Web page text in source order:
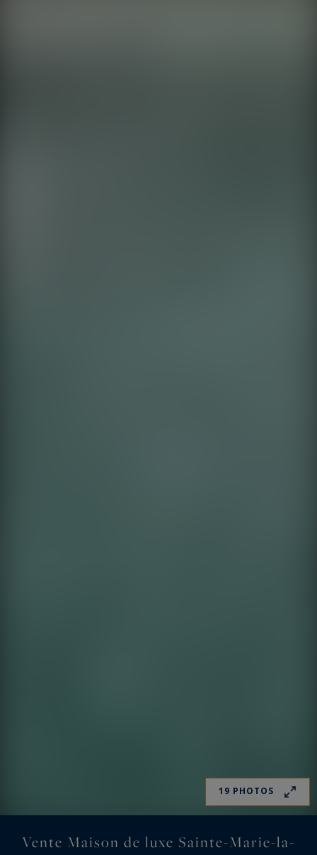
19 PHOTOS
Vente Maison de luxe Sainte-Marie-la-